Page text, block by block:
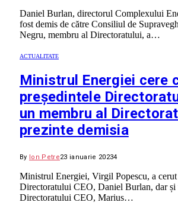
Daniel Burlan, directorul Complexului
fost demis de către Consiliul de
Negru, membru al Directoratului, a…
ACTUALITATE
Ministrul Energiei cere
președintele
un membru al
prezinte demisia
By Ion Petre23 ianuarie 20234
Ministrul Energiei, Virgil Popescu, a cerut
Directoratului CEO, Daniel Burlan, dar și
Directoratului CEO, Marius…